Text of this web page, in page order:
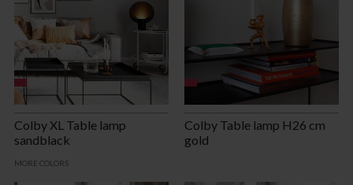
Colby XL Table lamp
sandblack
MORE COLORS
Colby Table lamp H26 cm
gold